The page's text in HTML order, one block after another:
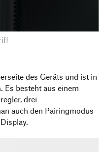
des Geräts und ist in
Es besteht aus einem
drei
auch den Pairingmodus